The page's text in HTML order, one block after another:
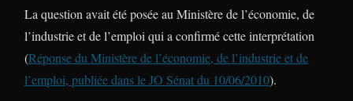
La question avait été posée au Ministère de l’économie, de
l’industrie et de l’emploi qui a confirmé cette interprétation
(Réponse du Ministère de l’économie, de l’industrie et de
l’emploi, publiée dans le JO Sénat du 10/06/2010).